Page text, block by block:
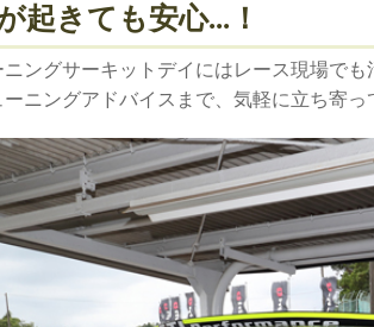
起きても安心...！
ニングサーキットデイにはレース現場で
ニングアドバイスまで、気軽に立ち寄っ